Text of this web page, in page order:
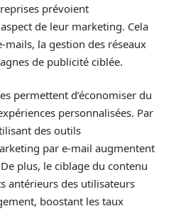
prévoient
de leur marketing. Cela
mails, la gestion des réseaux
de publicité ciblée.
permettent d’économiser du
personnalisées. Par
des outils
par e-mail augmentent
plus, le ciblage du contenu
antérieurs des utilisateurs
boostant les taux